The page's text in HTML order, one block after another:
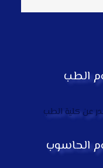
الطب
عن كلية الطب
الحاسوب